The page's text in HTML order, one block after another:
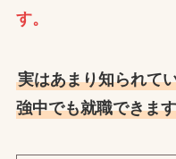
す。
実はあまり知られて
強中でも就職できま